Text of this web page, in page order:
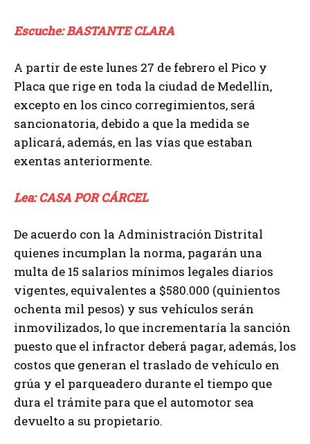
Escuche: BASTANTE CLARA
A partir de este lunes 27 de febrero el Pico y
Placa que rige en toda la ciudad de Medellín,
excepto en los cinco corregimientos, será
sancionatoria, debido a que la medida se
aplicará, además, en las vías que estaban
exentas anteriormente.
Lea: CASA POR CÁRCEL
De acuerdo con la Administración Distrital
quienes incumplan la norma, pagarán una
multa de 15 salarios mínimos legales diarios
vigentes, equivalentes a $580.000 (quinientos
ochenta mil pesos) y sus vehículos serán
inmovilizados, lo que incrementaría la sanción
puesto que el infractor deberá pagar, además, los
costos que generan el traslado de vehículo en
grúa y el parqueadero durante el tiempo que
dura el trámite para que el automotor sea
devuelto a su propietario.